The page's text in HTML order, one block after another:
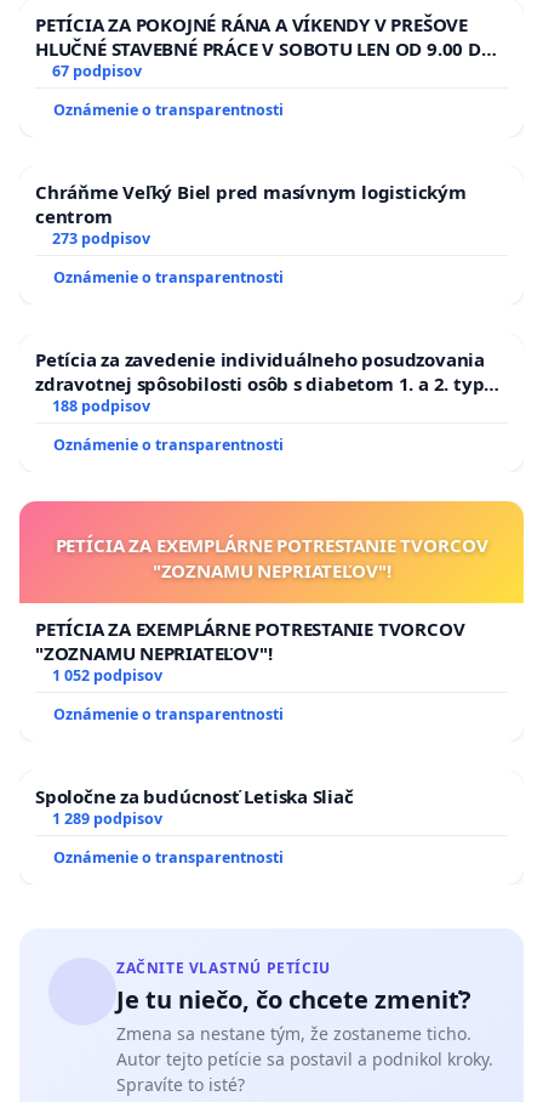
PETÍCIA ZA POKOJNÉ RÁNA A VÍKENDY V PREŠOVE
HLUČNÉ STAVEBNÉ PRÁCE V SOBOTU LEN OD 9.00 DO
13.00 HOD., CEZ PRACOVNÝ TÝŽDEŇ CIEĽ 8.00 – 18.00
ĎUMBIERSKEJ/MAGU
67 podpisov
Oznámenie o transparentnosti
Chráňme Veľký Biel pred masívnym logistickým
centrom
273 podpisov
Oznámenie o transparentnosti
Petícia za zavedenie individuálneho posudzovania
zdravotnej spôsobilosti osôb s diabetom 1. a 2. typu
pri prijímaní do Policajného zboru SR
188 podpisov
Oznámenie o transparentnosti
PETÍCIA ZA EXEMPLÁRNE POTRESTANIE TVORCOV
"ZOZNAMU NEPRIATEĽOV"!
PETÍCIA ZA EXEMPLÁRNE POTRESTANIE TVORCOV
"ZOZNAMU NEPRIATEĽOV"!
1 052 podpisov
Oznámenie o transparentnosti
Spoločne za budúcnosť Letiska Sliač
1 289 podpisov
Oznámenie o transparentnosti
ZAČNITE VLASTNÚ PETÍCIU
Je tu niečo, čo chcete zmeniť?
Zmena sa nestane tým, že zostaneme ticho.
Autor tejto petície sa postavil a podnikol kroky.
Spravíte to isté?